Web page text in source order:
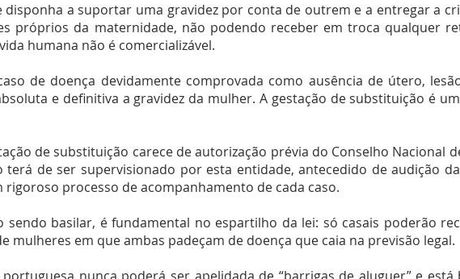
a suportar uma gravidez por conta de outrem e a entregar a
próprios da maternidade, não podendo receber em troca qualquer
humana não é comercializável.
de doença devidamente comprovada como ausência de útero,
e definitiva a gravidez da mulher. A gestação de substituição é
de substituição carece de autorização prévia do Conselho Nacional
de ser supervisionado por esta entidade, antecedido de audição
rigoroso processo de acompanhamento de cada caso.
basilar, é fundamental no espartilho da lei: só casais poderão
mulheres em que ambas padeçam de doença que caia na previsão legal.